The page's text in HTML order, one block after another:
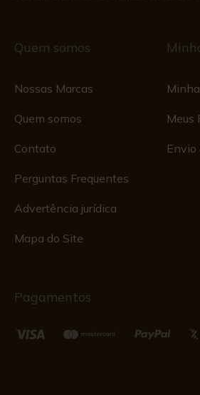
Quem somos
Nossas Marcas
Quem somos
Contato
Perguntas Frequentes
Advertência jurídica
Mapa do Site
Meus
Envio
Pagamentos